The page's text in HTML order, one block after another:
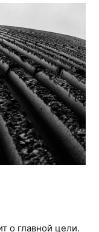
о главной цели.